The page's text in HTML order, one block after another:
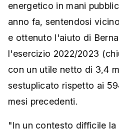
energetico in mani
anno fa, sentendosi
e ottenuto l'aiuto di
l'esercizio 2022/2023
con un utile netto di 3,4
sestuplicato rispetto ai
mesi precedenti.
"In un contesto difficile la